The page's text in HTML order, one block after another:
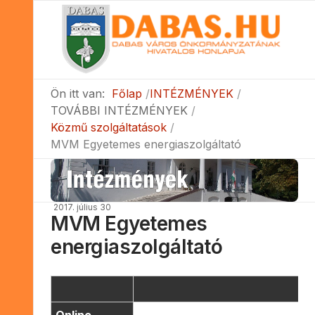
Ön itt van: Főlap
INTÉZMÉNYEK
TOVÁBBI INTÉZMÉNYEK
Közmű szolgáltatások
MVM Egyetemes energiaszolgáltató
2017. július 30
MVM Egyetemes
energiaszolgáltató